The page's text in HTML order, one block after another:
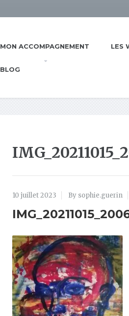
MON ACCOMPAGNEMENT LES
BLOG
10 juillet 2023 By sophie.guerin